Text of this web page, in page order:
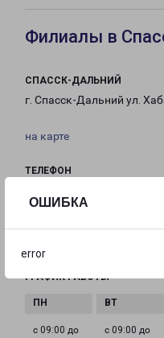
ОШИБКА
error
Филиалы в
СПАССК-ДАЛЬНИЙ
г. Спасск-Дальний ул.
на карте
ТЕЛЕФОН
ГРАФИК РАБОТЫ
с 09:00 до
с 09:00 до